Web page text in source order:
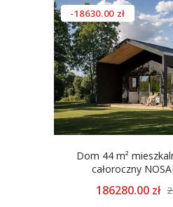
-18630.00 zł
Dom 44 m²
186280.00 zł